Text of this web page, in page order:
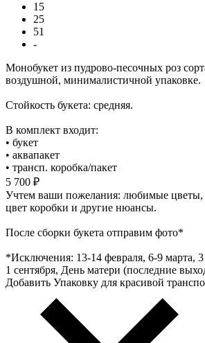
15
25
51
-
Монобукет из пудрово-песочных роз
воздушной, минималистичной упаковке.
Стойкость букета: средняя.
В комплект входит:
• букет
• аквапакет
• трансп. коробка/пакет
5 700 ₽
Учтем ваши пожелания: любимые цветы,
цвет коробки и другие нюансы.
После сборки букета отправим фото*
*Исключения: 13‑14 февраля, 6‑9 марта,
1 сентября, День матери (последние
Добавить Упаковку для красивой